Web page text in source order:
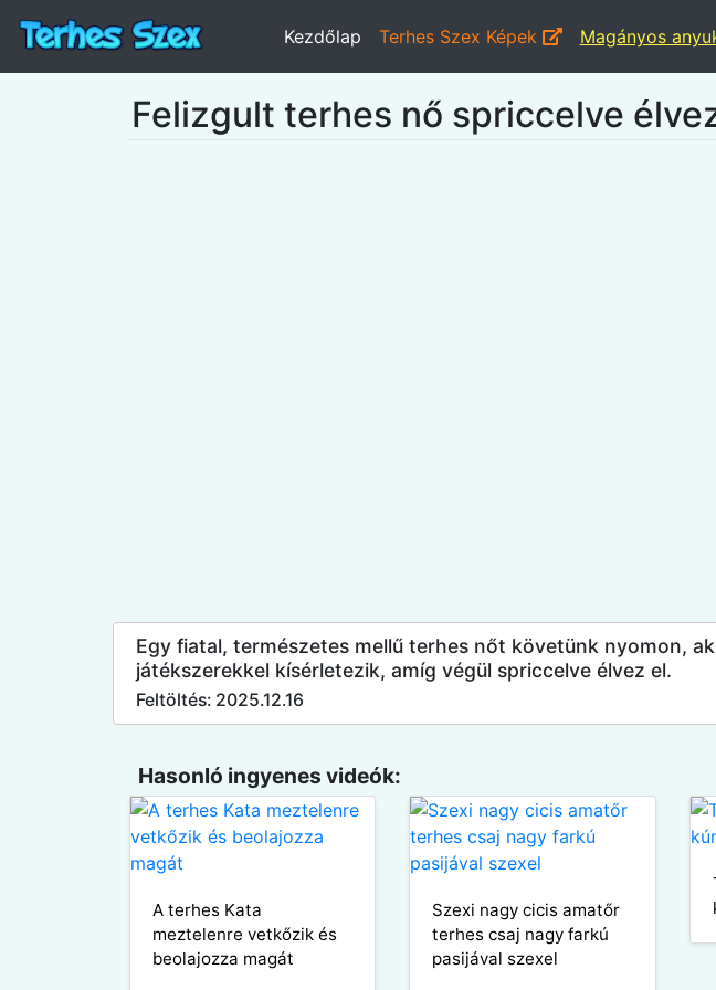
Kezdőlap Terhes Szex Képek Magányos
Felizgult terhes nő spriccelve
Egy fiatal, természetes mellű terhes nőt követünk nyomon,
játékszerekkel kísérletezik, amíg végül spriccelve élvez el.
Feltöltés: 2025.12.16
Hasonló ingyenes videók:
A terhes Kata
meztelenre vetkőzik és
beolajozza magát
Szexi nagy cicis amatőr
terhes csaj nagy farkú
pasijával szexel